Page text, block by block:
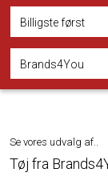
Billigste først
Brands4You
Se vores udvalg af..
Tøj fra